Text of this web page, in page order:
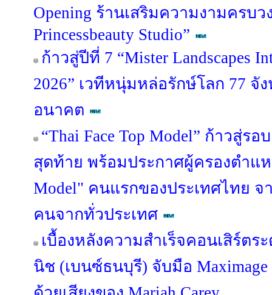
Opening ร้านเสริมความงามครบว
Princessbeauty Studio”
ก้าวสู่ปีที่ 7 “Mister Landscapes
2026” เวทีหนุ่มหล่อรักษ์โลก 77
อนาคต
“Thai Face Top Model” ก้าวสู่รอ
สุดท้าย พร้อมประกาศผู้ครองตำแห
Model" คนแรกของประเทศไทย
คนจากทั่วประเทศ
เบื้องหลังความสำเร็จคอนเสิร์ต
นิช (เบนซ์ธนบุรี) จับมือ